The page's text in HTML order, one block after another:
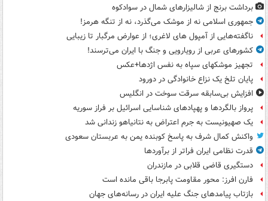
برداشت برنج از شالیزارهای شمال در سوادکوه
جمهوری اسلامی نه از موشک می‌گذرد، نه از تنگه هرمز!
ناگفته‌هایی از آمپول های لاغری؛ از عوارض مرگبار تا زیبایی
کشورهای عربی از رویارویی و جنگ با ایران می‌ترسند!
تجهیز موشکهای سپاه به نفس اژدها+عکس
پایان تلخ یک نزاع خانوادگی در دورود
افزایش بی‌سابقه سرقت سوخت در انگلیس
پرواز بالگردها و پهپادهای شناسایی اسرائیل بر فراز سوریه
یک صهیونیست به جرم اعتراض به نتانیاهو زندانی شد
واکنش کمال شرف به پاسخ کوبنده یمن به عربستان سعودی
قدرت نظامی ایران فراتر از برآوردها
دستگیری قاضی قلابی در مازندران
فارن افرز: محور مقاومت پابرجا باقی مانده است
بازتاب پیامدهای جنگ علیه ایران در رسانه‌های جهان